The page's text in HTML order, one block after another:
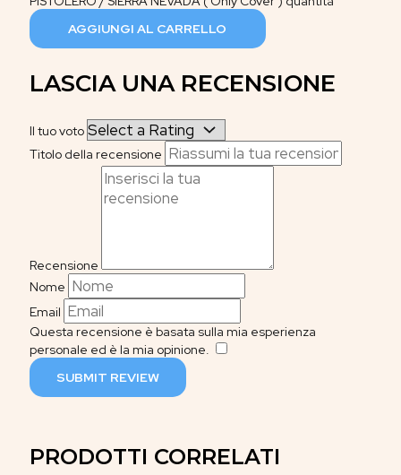
AGGIUNGI AL CARRELLO
LASCIA UNA RECENSIONE
Il tuo voto
Titolo della recensione
Recensione
Nome
Email
Questa recensione è basata sulla mia esperienza
personale ed è la mia opinione.
SUBMIT REVIEW
PRODOTTI CORRELATI